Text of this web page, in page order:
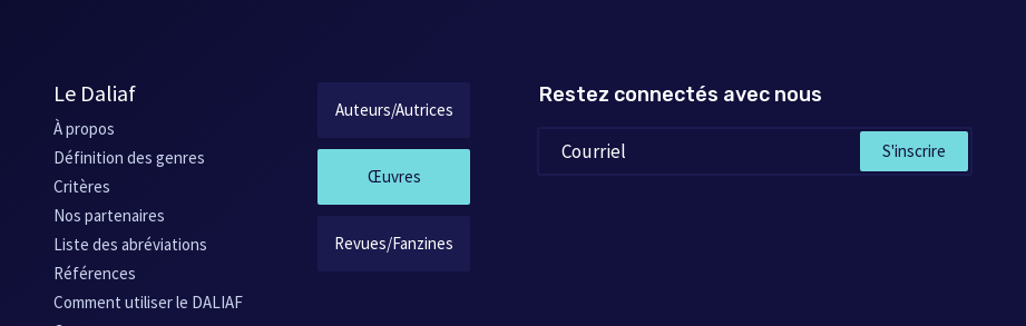
Le Daliaf
À propos
Définition des genres
Critères
Nos partenaires
Liste des abréviations
Références
Comment utiliser le DALIAF
Auteurs/Autrices
Œuvres
Revues/Fanzines
Restez connectés avec nous
S'inscrire